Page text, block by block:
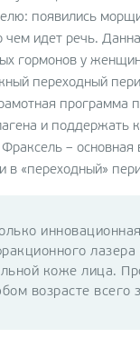
кожи
абляционная
ProFractional
омоложение и
c Clear Silk
с 3D-
появились
чем идет речь.
гормонов у
переходный
программа
и поддержать
– основная
в «переходный»
коже лица.
возрасте всего